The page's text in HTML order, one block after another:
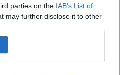
parties on the IAB’s List of
may further disclose it to other